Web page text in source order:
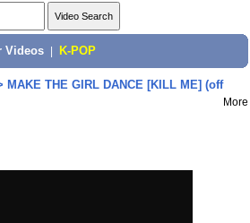
Videos K-POP
MAKE THE GIRL DANCE [KILL ME] (off
More